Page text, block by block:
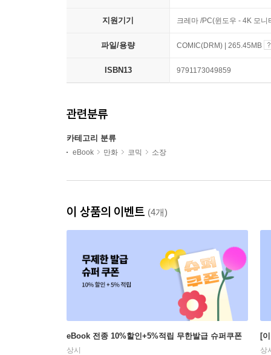
지원기기 크레마 /PC(윈도우 - 4K 모
파일/용량 COMIC(DRM) | 265.45MB
ISBN13 9791173049859
관련분류
카테고리 분류
eBook 만화 코믹 소장
이 상품의 이벤트 (4개)
eBook 전종 10%할인+5%적립 무한발급 슈퍼쿠폰
상시
[
상